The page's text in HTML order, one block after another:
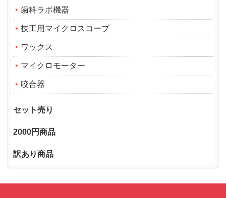
歯科ラボ機器
技工用マイクロスコープ
ワックス
マイクロモーター
咬合器
セット売り
2000円商品
訳あり商品